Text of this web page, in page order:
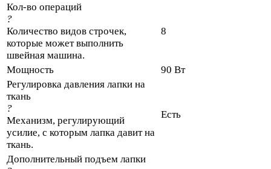
Кол-во операций
?
Количество видов строчек,
которые может выполнить
швейная машина.
8
Мощность
90 Вт
Регулировка давления лапки на
ткань
?
Механизм, регулирующий
усилие, с которым лапка давит на
ткань.
Есть
Дополнительный подъем лапки